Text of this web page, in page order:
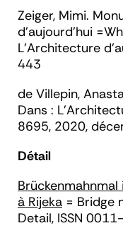
Zeiger, Mimi.
d'aujourd'hui
L'Architecture
443
de Villepin,
Dans :
8695, 2020,
Détail
à Rijeka = Bridge
Detail, ISSN